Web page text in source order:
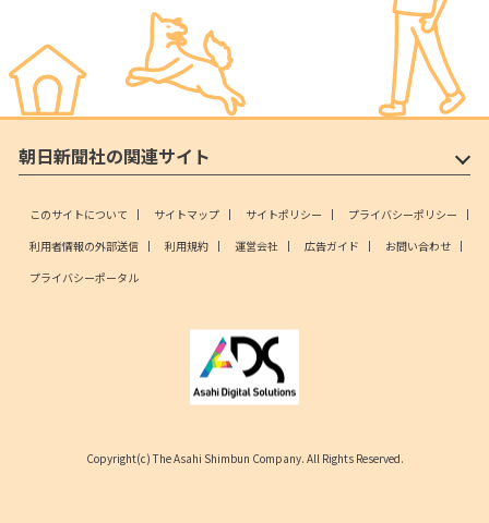
朝日新聞社の関連サイト
このサイトについて サイトマップ サイトポリシー
プライバシーポリシー
利用者情報の外部送信
利用規約 運営会社 広告ガイド
お問い合わせ
プライバシーポータル
Copyright(c) The Asahi Shimbun Company. All Rights Reserved.